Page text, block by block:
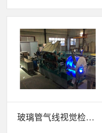
玻璃管气线视觉检测系统